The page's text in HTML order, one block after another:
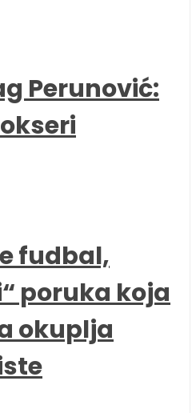
Perunović:
fudbal,
poruka koja
okuplja